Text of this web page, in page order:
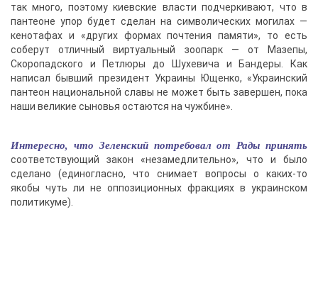
так много, поэтому киевские власти подчеркивают, что в
пантеоне упор будет сделан на символических могилах —
кенотафах и «других формах почтения памяти», то есть
соберут отличный виртуальный зоопарк — от Мазепы,
Скоропадского и Петлюры до Шухевича и Бандеры. Как
написал бывший президент Украины Ющенко, «Украинский
пантеон национальной славы не может быть завершен, пока
наши великие сыновья остаются на чужбине».
Интересно, что Зеленский потребовал от Рады принять
соответствующий закон «незамедлительно», что и было
сделано (единогласно, что снимает вопросы о каких-то
якобы чуть ли не оппозиционных фракциях в украинском
политикуме).